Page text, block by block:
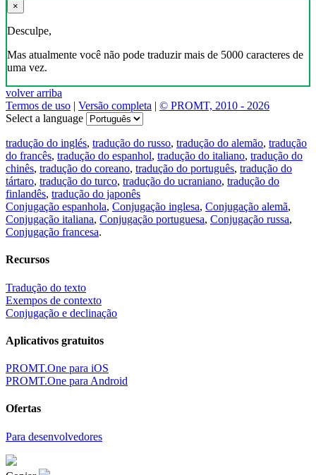
×
Desculpe,
Mas atualmente você não pode traduzir mais de 5000 caracteres de
uma vez.
volver arriba
Termos de uso | Versão completa | © PROMT, 2010 - 2026
Select a language
tradução do inglés, tradução do russo, tradução do alemão, tradução
do francês, tradução do espanhol, tradução do italiano, tradução do
chinês, tradução do coreano, tradução do português, tradução do
tártaro, tradução do turco, tradução do ucraniano, tradução do
finlandês, tradução do japonês
Conjugação espanhola, Conjugação inglesa, Conjugação alemã,
Conjugação italiana, Conjugação portuguesa, Conjugação russa,
Conjugação francesa.
Recursos
Tradução do texto
Exempos de contexto
Conjugação e declinação
Aplicativos gratuitos
PROMT.One para iOS
PROMT.One para Android
Ofertas
Para desenvolvedores